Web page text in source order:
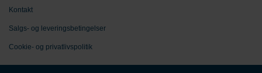
Kontakt
Salgs- og leveringsbetingelser
Cookie- og privatlivspolitik